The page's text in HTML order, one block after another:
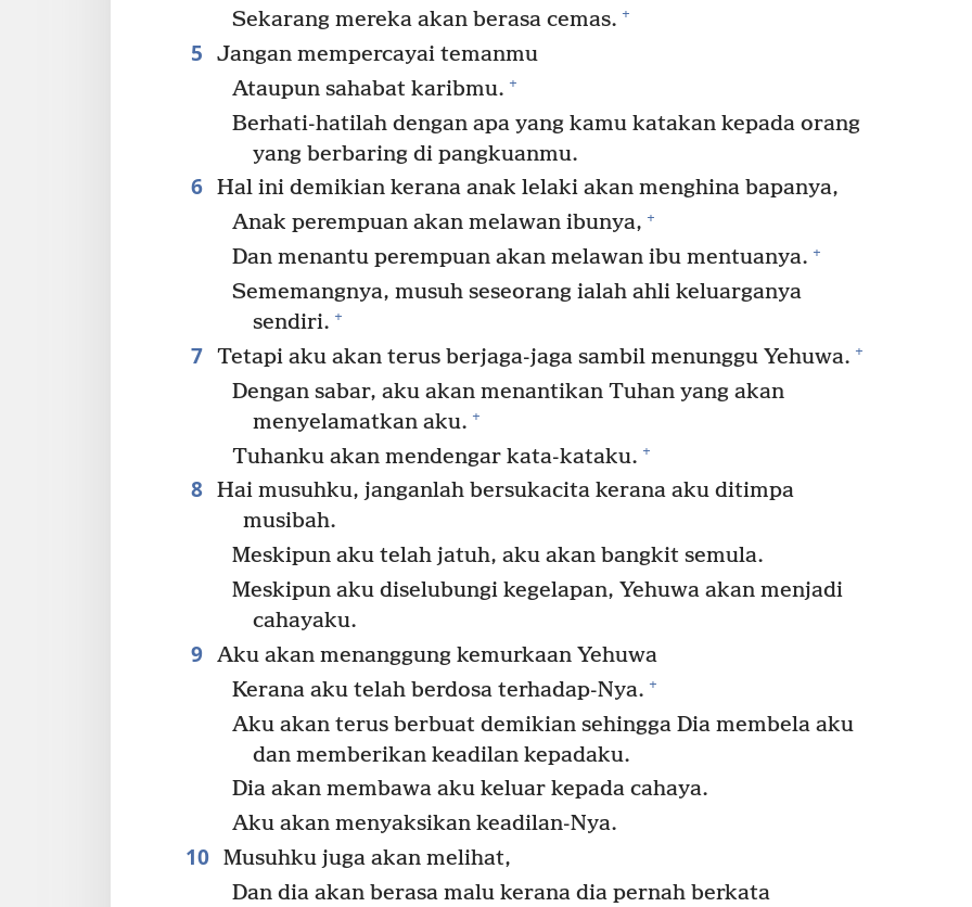
Sekarang mereka akan berasa cemas. +
5
Jangan mempercayai temanmu
Ataupun sahabat karibmu. +
Berhati-hatilah dengan apa yang kamu katakan kepada orang
yang berbaring di pangkuanmu.
6 Hal ini demikian kerana anak lelaki akan menghina bapanya,
Anak perempuan akan melawan ibunya, +
Dan menantu perempuan akan melawan ibu mentuanya. +
Sememangnya, musuh seseorang ialah ahli keluarganya
sendiri. +
7 Tetapi aku akan terus berjaga-jaga sambil menunggu Yehuwa. +
Dengan sabar, aku akan menantikan Tuhan yang akan
menyelamatkan aku. +
Tuhanku akan mendengar kata-kataku. +
8 Hai musuhku, janganlah bersukacita kerana aku ditimpa
musibah.
Meskipun aku telah jatuh, aku akan bangkit semula.
Meskipun aku diselubungi kegelapan, Yehuwa akan menjadi
cahayaku.
9 Aku akan menanggung kemurkaan Yehuwa
Kerana aku telah berdosa terhadap-Nya. +
Aku akan terus berbuat demikian sehingga Dia membela aku
dan memberikan keadilan kepadaku.
Dia akan membawa aku keluar kepada cahaya.
Aku akan menyaksikan keadilan-Nya.
10 Musuhku juga akan melihat,
Dan dia akan berasa malu kerana dia pernah berkata